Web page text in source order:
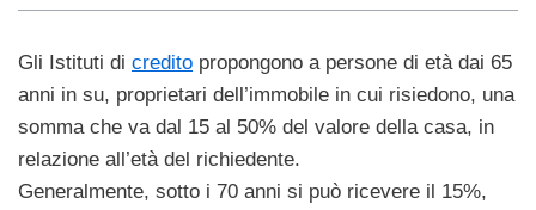
Gli Istituti di credito propongono a persone di età dai 65
anni in su, proprietari dell’immobile in cui risiedono, una
somma che va dal 15 al 50% del valore della casa, in
relazione all’età del richiedente.
Generalmente, sotto i 70 anni si può ricevere il 15%,